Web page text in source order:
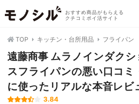
おすすめ商品がもらえる
クチコミポイ活サイト
TOP キッチン・台所用品 フライパン
遠藤商事 ムラノインダク
スフライパンの悪い口コミ
に使ったリアルな本音レビ
3.84